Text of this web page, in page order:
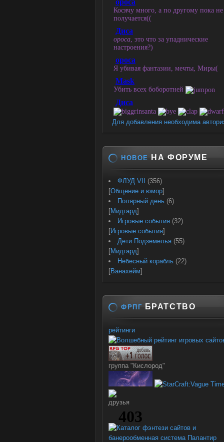
Для добавления необходима
НОВОЕ НА ФОРУМЕ
ФЛУД VII
(356)
[Общение и юмор]
Полярный день (6)
[Мидгард]
Игровые события (32)
[Игровые события]
Дети Подземелья (55)
[Мидгард]
Небесный корабль (22)
[Ванахейм]
ФРПГ БРАТСТВО
рейтинги
группа "Кислород"
друзья